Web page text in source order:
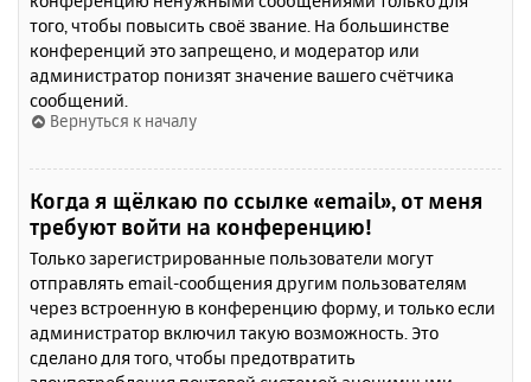
того, чтобы повысить своё звание. На большинстве
конференций это запрещено, и модератор или
администратор понизят значение вашего счётчика
сообщений.
Вернуться к началу
Когда я щёлкаю по ссылке «email», от меня
требуют войти на конференцию!
Только зарегистрированные пользователи могут
отправлять email-сообщения другим пользователям
через встроенную в конференцию форму, и только если
администратор включил такую возможность. Это
сделано для того, чтобы предотвратить